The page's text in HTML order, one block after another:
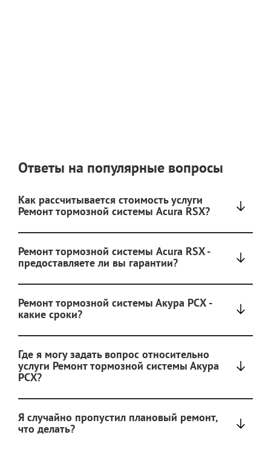
Ответы на популярные вопросы
Как рассчитывается стоимость услуги
Ремонт тормозной системы Acura RSX?
Ремонт тормозной системы Acura RSX -
предоставляете ли вы гарантии?
Ремонт тормозной системы Акура РСХ -
какие сроки?
Где я могу задать вопрос относительно
услуги Ремонт тормозной системы Акура
РСХ?
Я случайно пропустил плановый ремонт,
что делать?